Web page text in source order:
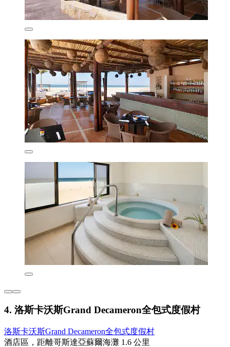
4. 洛斯卡沃斯Grand Decameron全包式度假村
洛斯卡沃斯Grand Decameron全包式度假村
酒店區，距離哥斯達亞蘇爾海灘 1.6 公里